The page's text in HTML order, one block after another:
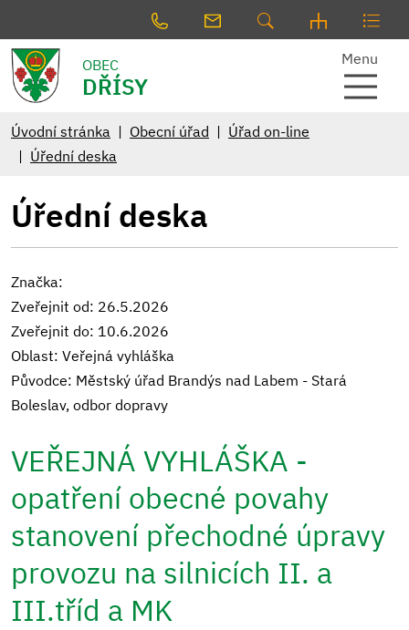
OBEC
DŘÍSY
Menu
Úvodní stránka Obecní úřad
Úřad on-line
Úřední deska
Úřední deska
Značka:
Zveřejnit od: 26.5.2026
Zveřejnit do: 10.6.2026
Oblast: Veřejná vyhláška
Původce: Městský úřad Brandýs nad Labem - Stará
Boleslav, odbor dopravy
VEŘEJNÁ VYHLÁŠKA -
opatření obecné povahy
stanovení přechodné úpravy
provozu na silnicích II. a
III.tříd a MK